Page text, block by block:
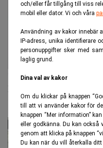
och/eller får tillgång till viss
mobil eller dator. Vi och våra
Användning av kakor innebär
IP-adress, unika identifierare
personuppgifter sker med
laglig grund.
Dina val av kakor
Om du klickar på knappen
till att vi använder kakor för
knappen “Mer information”
eller godkänna. Du kan också
genom att klicka på knappen
Du kan när du vill återkalla
Fortsatt pengaregn över
"Investeringarna ökar"